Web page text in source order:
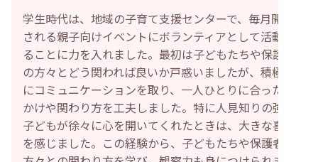
学生時代は、地域の子育て支援センターで、毎月開催
される親子向けイベントにボランティアとして活動す
ることに力を入れました。最初は子どもたちや保護者
の方々とどう関われば良いか戸惑いましたが、積極的
にコミュニケーションを取り、一人ひとりに合った声
かけや関わり方を工夫しました。特に人見知りの強い
子どもが徐々に心を開いてくれたときは、大きな喜び
を感じました。この経験から、子どもたちや保護者の